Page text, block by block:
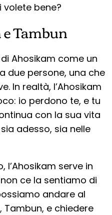
volete bene?
Tambun
Ahosikam come un
due persone, una che
In realtà, l’Ahosikam
io perdono te, e tu
con la sua vita
adesso, sia nelle
l’Ahosikam serve in
ce la sentiamo di
andare al
Tambun, e chiedere